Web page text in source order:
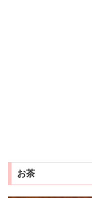
お茶